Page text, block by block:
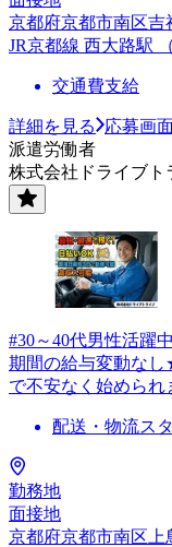
京都府京都市南区吉
JR京都線 西大路駅
交通費支給
詳細を見る
応募画
派遣労働者
株式会社ドライブト
#30～40代男性活躍
期間の給与変動な
で不安なく始められ
配送・物流ス
勤務地
面接地
京都府京都市南区上